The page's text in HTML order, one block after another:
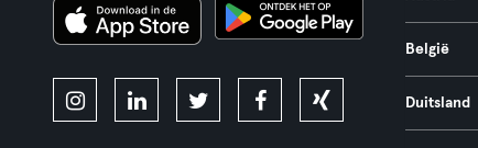
België
Duitsland